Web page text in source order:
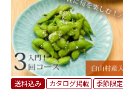
送料込み カタログ掲載 季節限定